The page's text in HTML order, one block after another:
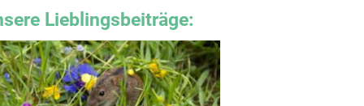
Lieblingsbeiträge: